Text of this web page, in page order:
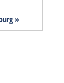
»